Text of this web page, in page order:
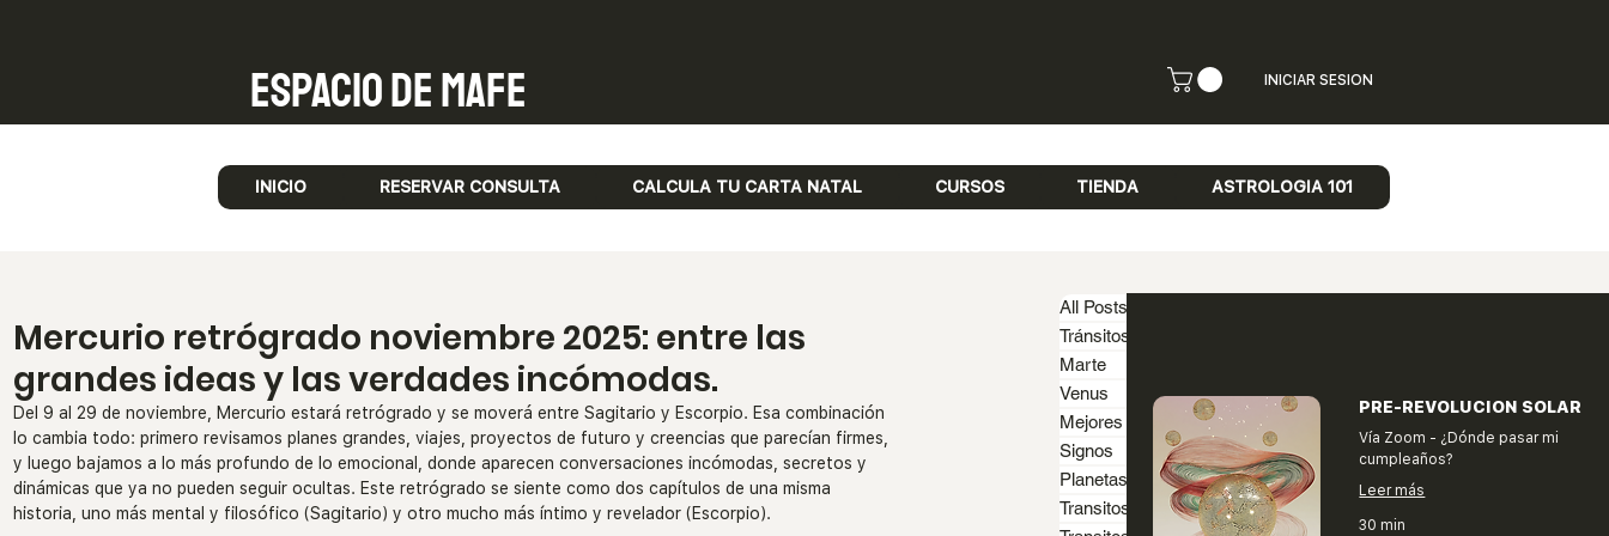
Espacio de Mafe INICIAR SESION
INICIO RESERVAR CONSULTA CALCULA TU CARTA NATAL CURSOS TIENDA ASTROLOGIA 101
Mercurio retrógrado noviembre 2025: entre las
grandes ideas y las verdades incómodas.
Del 9 al 29 de noviembre, Mercurio estará retrógrado y se moverá entre Sagitario y Escorpio. Esa combinación
lo cambia todo: primero revisamos planes grandes, viajes, proyectos de futuro y creencias que parecían firmes,
y luego bajamos a lo más profundo de lo emocional, donde aparecen conversaciones incómodas, secretos y
dinámicas que ya no pueden seguir ocultas. Este retrógrado se siente como dos capítulos de una misma
historia, uno más mental y filosófico (Sagitario) y otro mucho más íntimo y revelador (Escorpio).
All Posts
Tránsitos actuales
Marte
Venus
Mejores fechas
Signos
Planetas
Transitos
PRE-REVOLUCION SOLAR
Vía Zoom - ¿Dónde pasar mi
cumpleaños?
Leer más
30 min